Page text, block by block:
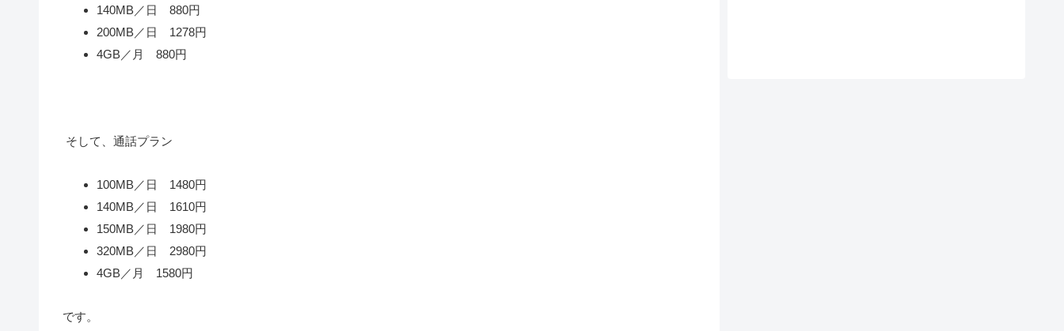
140MB／日 880円
200MB／日 1278円
4GB／月 880円
そして、通話プラン
100MB／日 1480円
140MB／日 1610円
150MB／日 1980円
320MB／日 2980円
4GB／月 1580円
です。